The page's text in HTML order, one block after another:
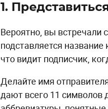
1.
Вероятно, вы встречали
подставляется
что видит подписчик,
Делайте имя
дают всего 11 символов